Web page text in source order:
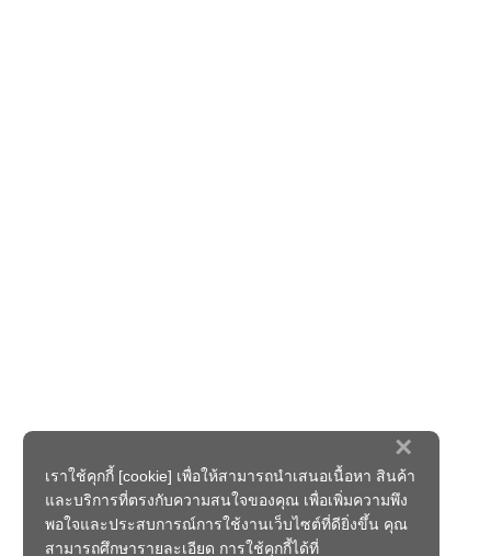
×
เราใช้คุกกี้ [cookie] เพื่อให้สามารถนำเสนอเนื้อหา สินค้า
และบริการที่ตรงกับความสนใจของคุณ เพื่อเพิ่มความพึง
พอใจและประสบการณ์การใช้งานเว็บไซต์ที่ดียิ่งขึ้น คุณ
สามารถศึกษารายละเอียด การใช้คุกกี้ได้ที่